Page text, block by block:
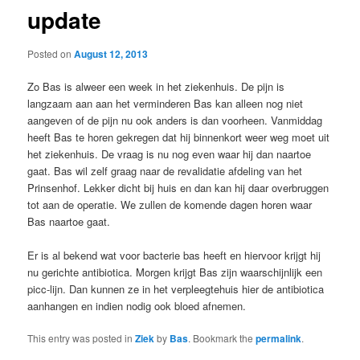
update
Posted onAugust 12, 2013
Zo Bas is alweer een week in het ziekenhuis. De pijn is
langzaam aan aan het verminderen Bas kan alleen nog niet
aangeven of de pijn nu ook anders is dan voorheen. Vanmiddag
heeft Bas te horen gekregen dat hij binnenkort weer weg moet uit
het ziekenhuis. De vraag is nu nog even waar hij dan naartoe
gaat. Bas wil zelf graag naar de revalidatie afdeling van het
Prinsenhof. Lekker dicht bij huis en dan kan hij daar overbruggen
tot aan de operatie. We zullen de komende dagen horen waar
Bas naartoe gaat.
Er is al bekend wat voor bacterie bas heeft en hiervoor krijgt hij
nu gerichte antibiotica. Morgen krijgt Bas zijn waarschijnlijk een
picc-lijn. Dan kunnen ze in het verpleegtehuis hier de antibiotica
aanhangen en indien nodig ook bloed afnemen.
This entry was posted inZiekby Bas. Bookmark thepermalink.